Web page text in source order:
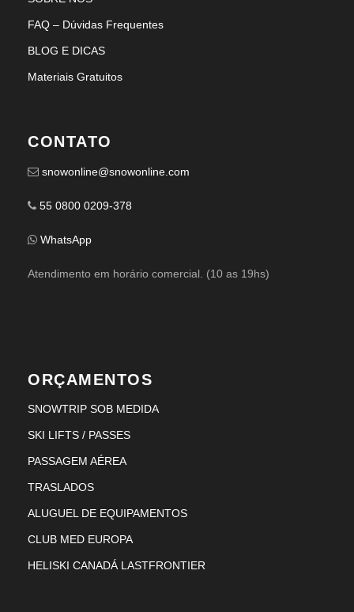
FAQ – Dúvidas Frequentes
BLOG E DICAS
Materiais Gratuitos
CONTATO
snowonline@snowonline.com
55 0800 0209-378
WhatsApp
Atendimento em horário comercial. (10 as 19hs)
ORÇAMENTOS
SNOWTRIP SOB MEDIDA
SKI LIFTS / PASSES
PASSAGEM AÉREA
TRASLADOS
ALUGUEL DE EQUIPAMENTOS
CLUB MED EUROPA
HELISKI CANADÁ LASTFRONTIER